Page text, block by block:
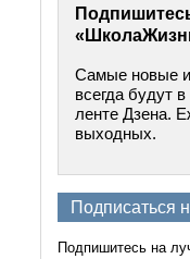
Самые новые и
всегда будут
ленте Дзена.
выходных.
Подписаться
Подпишитесь на